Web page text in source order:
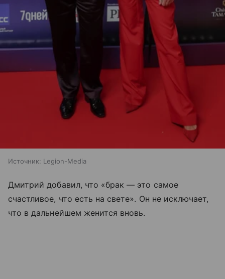
Источник: Legion-Media
Дмитрий добавил, что «брак — это самое
счастливое, что есть на свете». Он не исключает,
что в дальнейшем женится вновь.